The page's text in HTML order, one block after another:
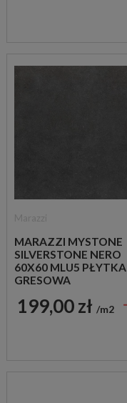
MARAZZI MYSTONE
SILVERSTONE NERO
60X60 MLU5 PŁYTKA
GRESOWA
199,00 zł m2